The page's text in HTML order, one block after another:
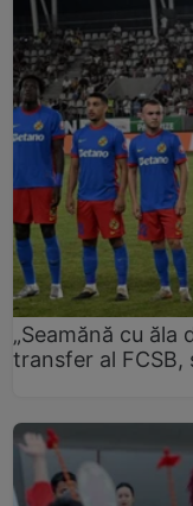
„Seamănă cu ăla
transfer al